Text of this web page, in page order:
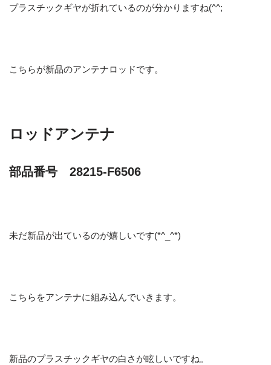
プラスチックギヤが折れているのが分かりますね(^^;
こちらが新品のアンテナロッドです。
ロッドアンテナ
部品番号 28215-F6506
未だ新品が出ているのが嬉しいです(*^_^*)
こちらをアンテナに組み込んでいきます。
新品のプラスチックギヤの白さが眩しいですね。